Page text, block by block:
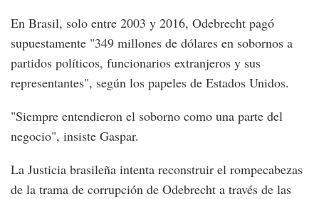
En Brasil, solo entre 2003 y 2016, Odebrecht pagó
supuestamente "349 millones de dólares en sobornos a
partidos políticos, funcionarios extranjeros y sus
representantes", según los papeles de Estados Unidos.
"Siempre entendieron el soborno como una parte del
negocio", insiste Gaspar.
La Justicia brasileña intenta reconstruir el rompecabezas
de la trama de corrupción de Odebrecht a través de las